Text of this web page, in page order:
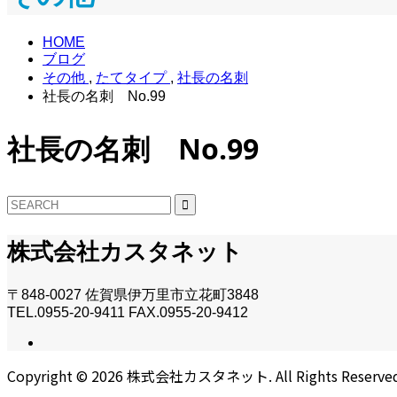
HOME
ブログ
その他 , たてタイプ , 社長の名刺
社長の名刺 No.99
社長の名刺 No.99
株式会社カスタネット
〒848-0027 佐賀県伊万里市立花町3848
TEL.0955-20-9411 FAX.0955-20-9412
Copyright © 2026株式会社カスタネット. All Rights